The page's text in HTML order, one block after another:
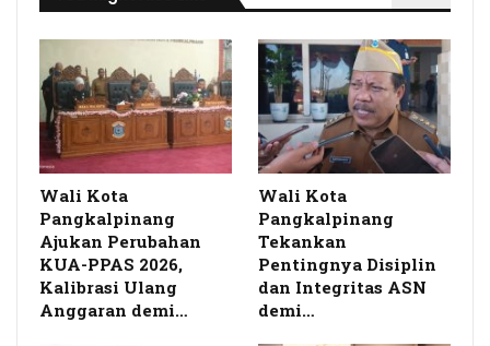
Wali Kota
Pangkalpinang
Ajukan Perubahan
KUA-PPAS 2026,
Kalibrasi Ulang
Anggaran demi…
Wali Kota
Pangkalpinang
Tekankan
Pentingnya Disiplin
dan Integritas ASN
demi…